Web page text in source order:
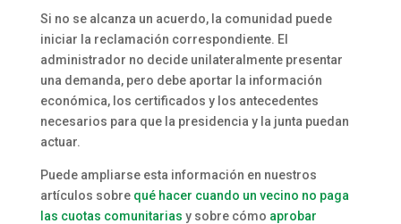
Si no se alcanza un acuerdo, la comunidad puede
iniciar la reclamación correspondiente. El
administrador no decide unilateralmente presentar
una demanda, pero debe aportar la información
económica, los certificados y los antecedentes
necesarios para que la presidencia y la junta puedan
actuar.
Puede ampliarse esta información en nuestros
artículos sobre qué hacer cuando un vecino no paga
las cuotas comunitarias y sobre cómo aprobar